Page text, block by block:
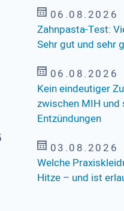
06.08.2026
Zahnpasta-Test:
Sehr gut und sehr
06.08.2026
Kein eindeutiger
zwischen MIH
Entzündungen
03.08.2026
Welche
Hitze – und ist